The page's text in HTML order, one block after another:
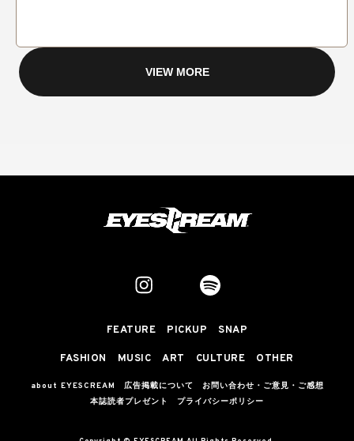
VIEW MORE
FEATURE PICKUP SNAP
FASHION MUSIC ART CULTURE OTHER
about EYESCREAM 広告掲載について
お問い合わせ・ご意見・ご感想
本誌読者プレゼント
プライバシーポリシー